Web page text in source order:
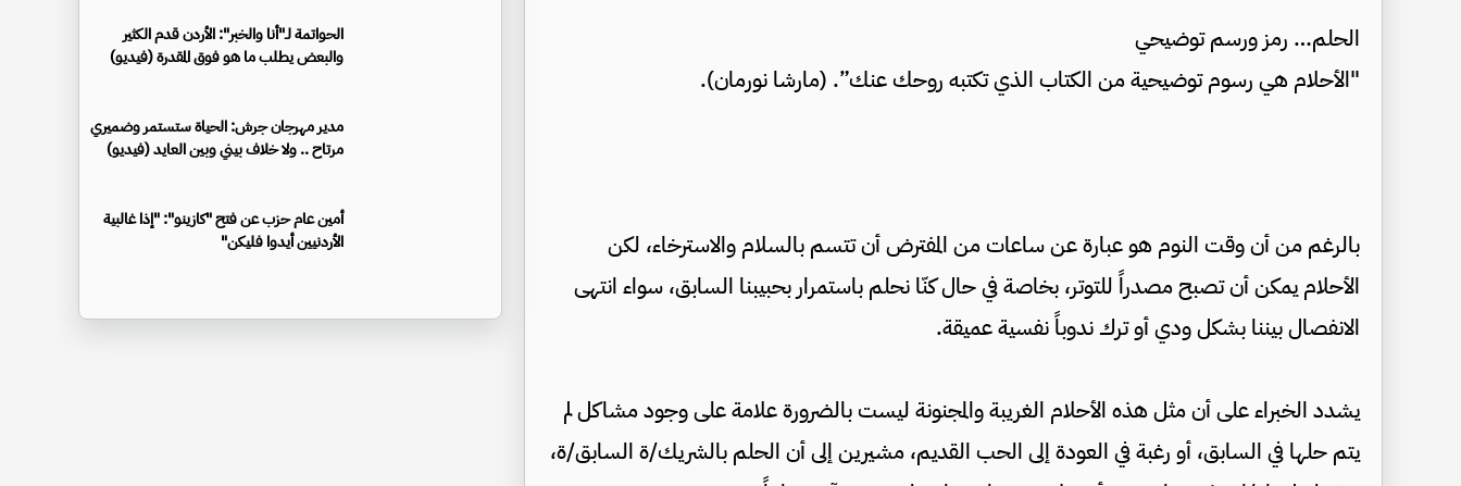
الحلم… رمز ورسم توضيحي
"الأحلام هي رسوم توضيحية من الكتاب الذي تكتبه روحك عنك”. (مارشا نورمان).
بالرغم من أن وقت النوم هو عبارة عن ساعات من المفترض أن تتسم بالسلام والاسترخاء، لكن
الأحلام يمكن أن تصبح مصدراً للتوتر، بخاصة في حال كنّا نحلم باستمرار بحبيبنا السابق، سواء انتهى
الانفصال بيننا بشكل ودي أو ترك ندوباً نفسية عميقة.
يشدد الخبراء على أن مثل هذه الأحلام الغريبة والمجنونة ليست بالضرورة علامة على وجود مشاكل لم
يتم حلها في السابق، أو رغبة في العودة إلى الحب القديم، مشيرين إلى أن الحلم بالشريك/ة السابق/ة،
الحواتمة لـ"أنا والخبر": الأردن قدم الكثير
والبعض يطلب ما هو فوق المقدرة (فيديو)
مدير مهرجان جرش: الحياة ستستمر وضميري
مرتاح .. ولا خلاف بيني وبين العايد (فيديو)
أمين عام حزب عن فتح "كازينو": "إذا غالبية
الأردنيين أيدوا فليكن"